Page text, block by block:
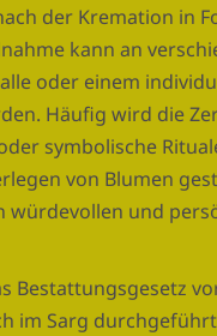
der Kremation in
kann an
oder einem
Häufig wird die
symbolische
von Blumen
würdevollen und
Bestattungsgesetz
im Sarg